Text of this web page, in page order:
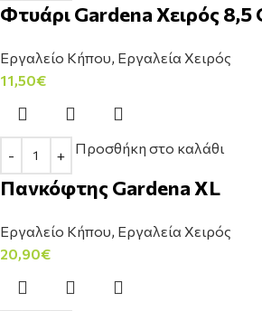
Φτυάρι Gardena Χειρός 8,5
Εργαλείο Κήπου, Εργαλεία Χειρός
11,50€
Προσθήκη στο καλάθι
Πανκόφτης Gardena XL
Εργαλείο Κήπου, Εργαλεία Χειρός
20,90€